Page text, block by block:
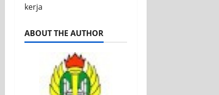
kerja
ABOUT THE AUTHOR